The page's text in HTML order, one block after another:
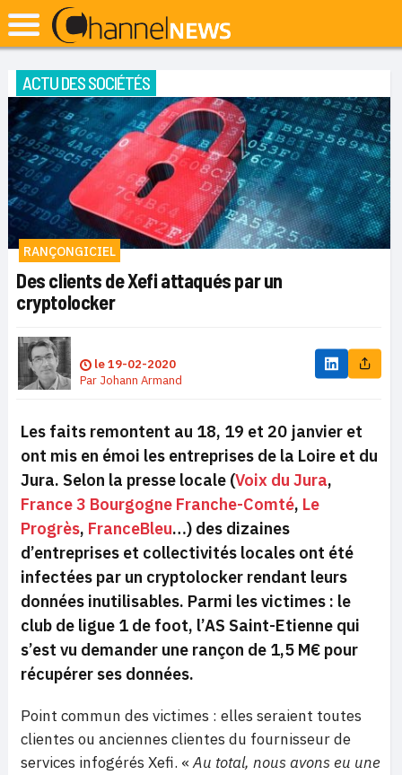
ACTU DES SOCIÉTÉS
RANÇONGICIEL
Des clients de Xefi attaqués par un
cryptolocker
le19-02-2020
Par Johann Armand
Les faits remontent au 18, 19 et 20 janvier et
ont mis en émoi les entreprises de la Loire et du
Jura. Selon la presse locale (Voix du Jura,
France 3 Bourgogne Franche-Comté, Le
Progrès, FranceBleu…) des dizaines
d’entreprises et collectivités locales ont été
infectées par un cryptolocker rendant leurs
données inutilisables. Parmi les victimes : le
club de ligue 1 de foot, l’AS Saint-Etienne qui
s’est vu demander une rançon de 1,5 M€ pour
récupérer ses données.
Point commun des victimes : elles seraient toutes
clientes ou anciennes clientes du fournisseur de
services infogérés Xefi. «Au total, nous avons eu une